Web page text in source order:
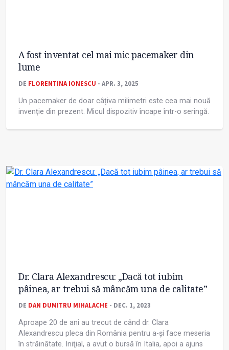
A fost inventat cel mai mic pacemaker din
lume
DE FLORENTINA IONESCU - APR. 3, 2025
Un pacemaker de doar câțiva milimetri este cea mai nouă
invenție din prezent. Micul dispozitiv încape într-o seringă.
Dr. Clara Alexandrescu: „Dacă tot iubim
pâinea, ar trebui să mâncăm una de calitate”
DE DAN DUMITRU MIHALACHE - DEC. 1, 2023
Aproape 20 de ani au trecut de când dr. Clara
Alexandrescu pleca din România pentru a-și face meseria
în străinătate. Iniţial, a avut o bursă în Italia, apoi a ajuns